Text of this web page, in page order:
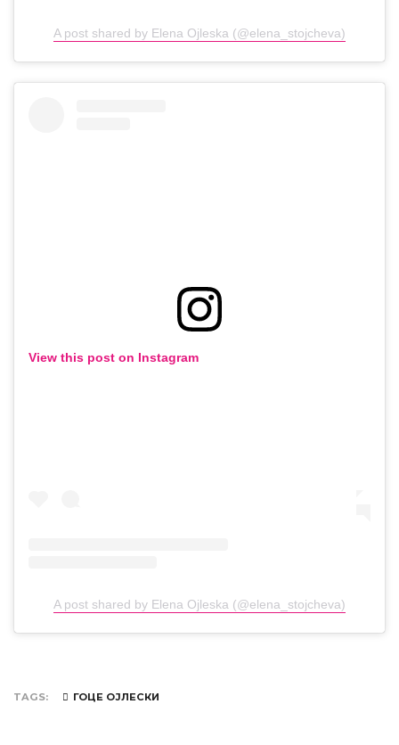
A post shared by Elena Ojleska (@elena_stojcheva)
View this post on Instagram
A post shared by Elena Ojleska (@elena_stojcheva)
TAGS ГОЦЕ ОЈЛЕСКИ